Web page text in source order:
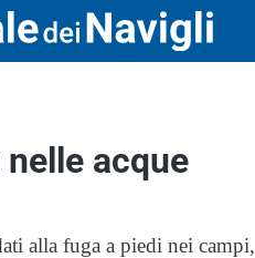
acque
alla fuga a piedi nei campi,